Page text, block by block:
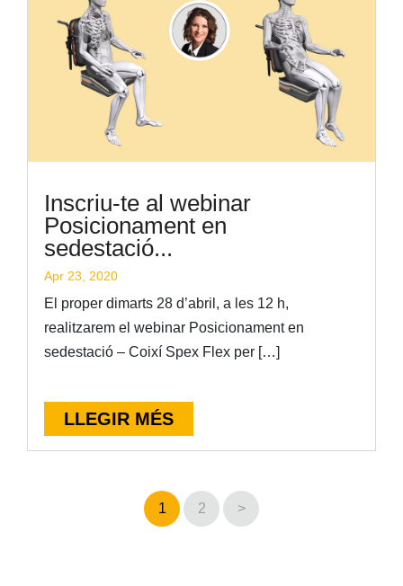
Inscriu-te al webinar
Posicionament en
sedestació...
Apr 23, 2020
El proper dimarts 28 d’abril, a les 12 h,
realitzarem el webinar Posicionament en
sedestació – Coixí Spex Flex per […]
LLEGIR MÉS
1 2 >